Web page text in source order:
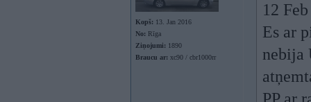
Kopš: 13. Jan 2016
No: Rīga
Ziņojumi: 1890
Braucu ar: xc90 / cbr1000rr
12
Es ar
nebija